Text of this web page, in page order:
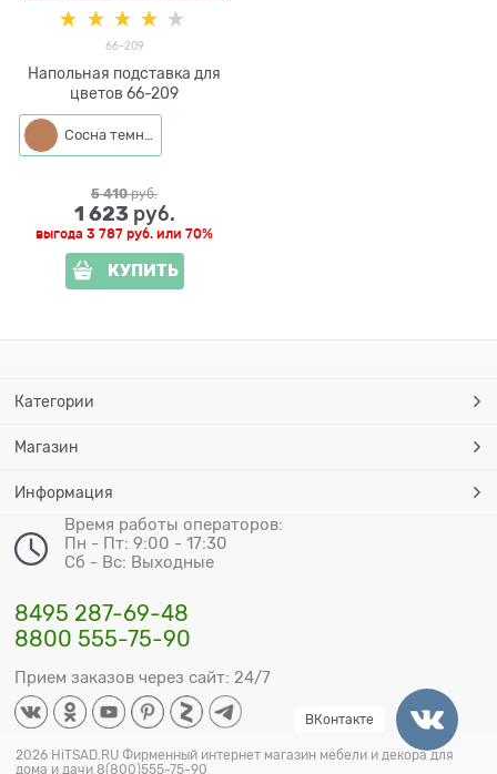
66-209
Напольная подставка для
цветов 66-209
Сосна темная
5 410 руб.
1 623 руб.
выгода 3 787 руб. или 70%
КУПИТЬ
Категории
Магазин
Информация
Время работы операторов:
Пн - Пт: 9:00 - 17:30
Сб - Вс: Выходные
8495 287-69-48
8800 555-75-90
Прием заказов через сайт: 24/7
2026 HiTSAD.RU Фирменный интернет магазин мебели и декора для
дома и дачи 8(800)555-75-90
ВКонтакте